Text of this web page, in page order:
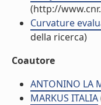
(http://
Curvature
della ricerca)
Coautore
ANTONINO LA
MARKUS ITALIA